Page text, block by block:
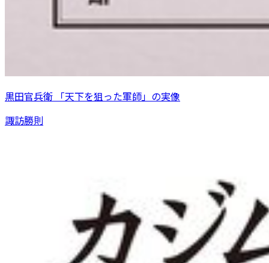
黒田官兵衛 「天下を狙った軍師」の実像
諏訪勝則